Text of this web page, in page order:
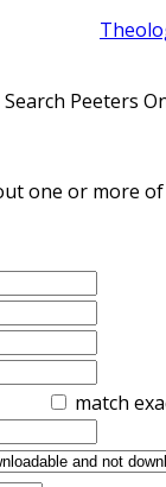
Search Peeters
one or
match